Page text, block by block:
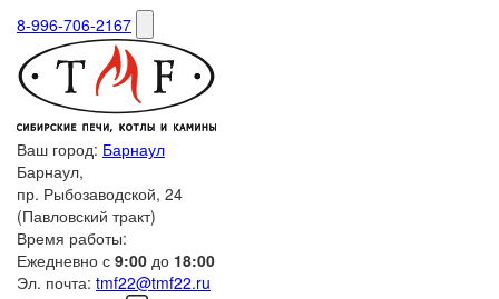
8-996-706-2167
Ваш город: Барнаул
Барнаул,
пр. Рыбозаводской, 24
(Павловский тракт)
Время работы:
Ежедневно с 9:00 до 18:00
Эл. почта: tmf22@tmf22.ru